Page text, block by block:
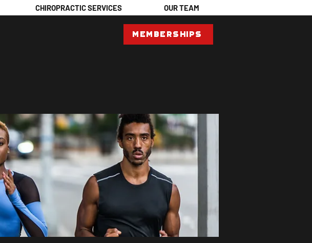
CHIROPRACTIC SERVICES
Memberships
OUR TEAM